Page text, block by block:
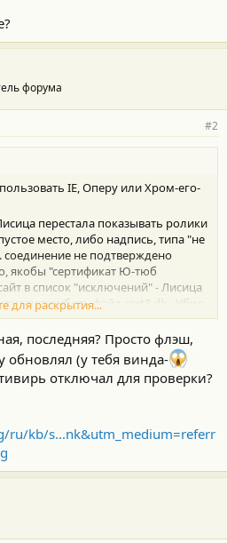
форума
#2
IE, Оперу или Хром-его-
перестала показывать ролики
место, либо надпись, типа "не
соединение не подтверждено
якобы "сертификат Ю-тюб
в список "исключений" - Лисица
убить файл cert8.db . Убил
Лисицу - ноу респосн. Чё за
на Трубу, то все показывает
для раскрытия...
последняя? Просто флэш,
обновлял (у тебя винда-
отключал для проверки?
ru/kb/s...nk&utm_medium=referr